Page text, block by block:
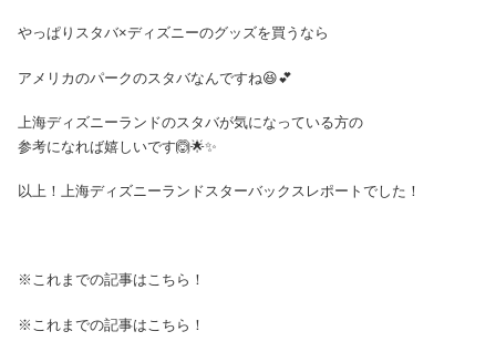
やっぱりスタバ×ディズニーのグッズを買うなら
アメリカのパークのスタバなんですね😆💕
上海ディズニーランドのスタバが気になっている方の
参考になれば嬉しいです🙆🌟✨
以上！上海ディズニーランドスターバックスレポートでした！
※これまでの記事はこちら！
※これまでの記事はこちら！